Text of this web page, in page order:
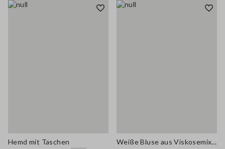
Hemd mit Taschen
Weiße Bluse aus Viskosemix mit Schleifenkragen, Regular Fit